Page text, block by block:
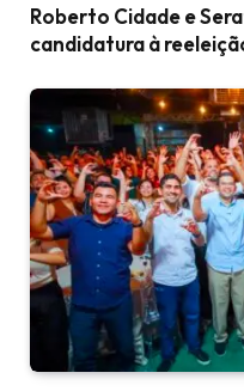
Roberto Cidade e
candidatura à